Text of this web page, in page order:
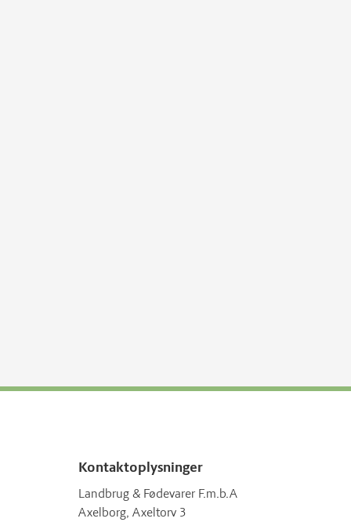
Kontaktoplysninger
Landbrug & Fødevarer F.m.b.A
Axelborg, Axeltorv 3